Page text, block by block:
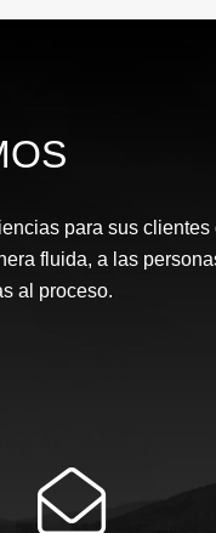
para sus clientes
fluida, a las
al proceso.